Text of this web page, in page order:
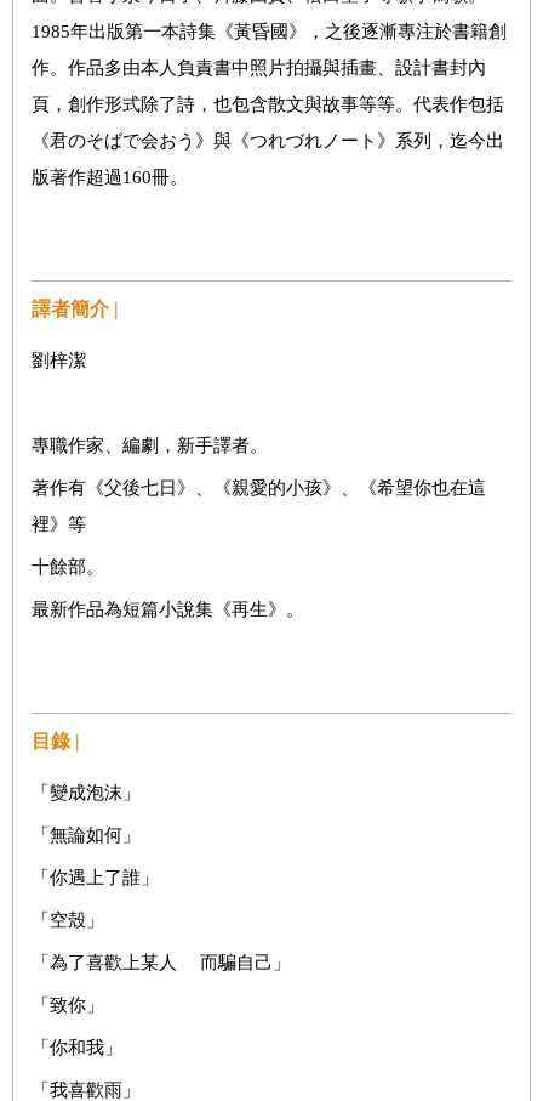
1985年出版第一本詩集《黃昏國》，之後逐漸專注於書籍創
作。作品多由本人負責書中照片拍攝與插畫、設計書封內
頁，創作形式除了詩，也包含散文與故事等等。代表作包括
《君のそばで会おう》與《つれづれノート》系列，迄今出
版著作超過160冊。
譯者簡介 |
劉梓潔
專職作家、編劇，新手譯者。
著作有《父後七日》、《親愛的小孩》、《希望你也在這
裡》等
十餘部。
最新作品為短篇小說集《再生》。
目錄 |
「變成泡沫」
「無論如何」
「你遇上了誰」
「空殼」
「為了喜歡上某人 而騙自己」
「致你」
「你和我」
「我喜歡雨」